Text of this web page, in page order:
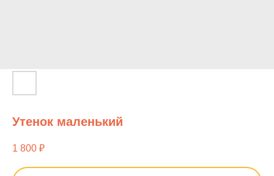
Утенок маленький
1 800 ₽